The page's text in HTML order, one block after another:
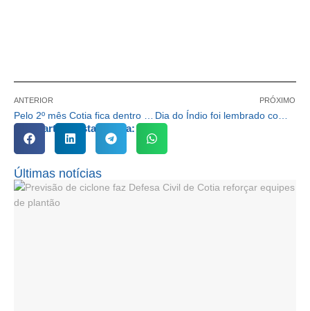
ANTERIOR PRÓXIMO
Dia do Índio foi lembrado com programação especial em Cotia
Compartilhe esta notícia:
Últimas notícias